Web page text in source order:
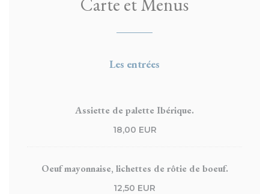
Les entrées
Assiette de palette Ibérique.
18,00 EUR
Oeuf mayonnaise, lichettes de rôtie de boeuf.
12,50 EUR